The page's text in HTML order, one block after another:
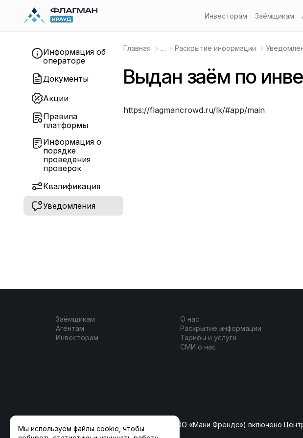
Инвесторам Заёмщикам
Мы используем файлы cookie, чтобы
Информация об
операторе
Документы
Акции
Правила
платформы
Информация о
порядке
проведения
проверок
Квалификация
Уведомления
Главная ... Раскрытие информации
Выдан заём по
https://flagmancrowd.ru/lk/#app/main
Заёмщикам
Агентам
Инвесторам
О нас
Раскрытие информации
Тарифы и услуги
СМИ о нас
ООО «ФлагманКрауд» (ранее ООО «Мани Френдс») включено